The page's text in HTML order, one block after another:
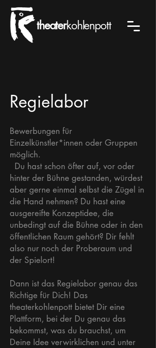
theaterkohlenpott
Regielabor
Bewerbungen für
Einzelkünstler*innen oder Gruppen
möglich.
Du hast schon öfter auf, vor oder
hinter der Bühne gestanden, würdest
aber gerne einmal selbst die Zügel in
die Hand nehmen? Du hast eine
ausgereifte Konzeptidee, die
unbedingt auf die Bühne oder in den
öffentlichen Raum gehört? Dir fehlt
also nur noch der Proberaum und
der Spielort!
Dann ist das Regielabor genau das
Richtige für Dich! Das
theaterkohlenpott bietet Dir eine
Plattform, bei der Du genau das
bekommst, was du brauchst, um
Deine Idee verwirklichen und unter